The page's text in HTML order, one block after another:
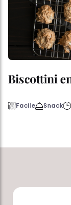
Biscottini
Facile Snack